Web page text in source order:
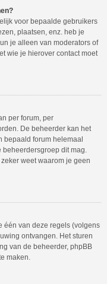
voor bepaalde gebruikers
plaatsen, enz. heb je
je alleen van moderators of
wie je hierover contact moet
per forum, per
De beheerder kan het
bepaald forum helemaal
dit mag.
weet waarom je geen
één van deze regels (volgens
ontvangen. Het sturen
van de beheerder, phpBB
maken.